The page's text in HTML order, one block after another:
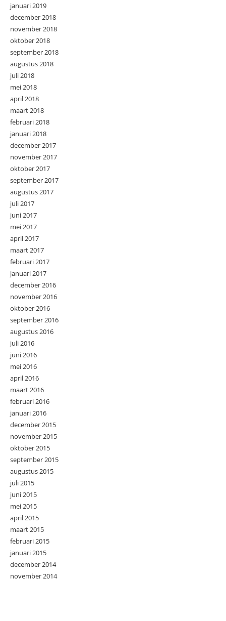
januari 2019
december 2018
november 2018
oktober 2018
september 2018
augustus 2018
juli 2018
mei 2018
april 2018
maart 2018
februari 2018
januari 2018
december 2017
november 2017
oktober 2017
september 2017
augustus 2017
juli 2017
juni 2017
mei 2017
april 2017
maart 2017
februari 2017
januari 2017
december 2016
november 2016
oktober 2016
september 2016
augustus 2016
juli 2016
juni 2016
mei 2016
april 2016
maart 2016
februari 2016
januari 2016
december 2015
november 2015
oktober 2015
september 2015
augustus 2015
juli 2015
juni 2015
mei 2015
april 2015
maart 2015
februari 2015
januari 2015
december 2014
november 2014